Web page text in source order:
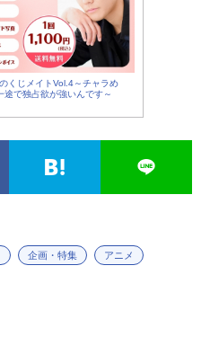
くじメイトVol.4～チャラめ
途で独占欲が強いんです～
企画・特集 アニメ